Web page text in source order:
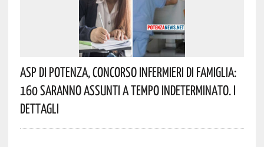
Asp Di Potenza, Concorso Infermieri Di Famiglia:
160 Saranno Assunti A Tempo Indeterminato. I
Dettagli